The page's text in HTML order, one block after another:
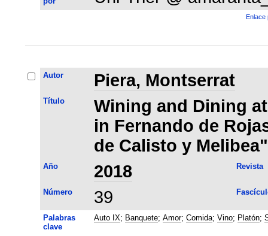
Enlace
Autor Piera, Montserrat
Título
Wining and Dining
in Fernando de
de Calisto y Melibea"
Año 2018 Revista
Número 39
Palabras
clave
Auto IX; Banquete; Amor; Comida; Vino; Platón;